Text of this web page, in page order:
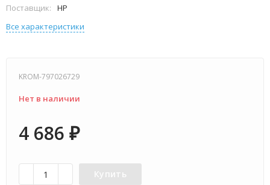
Поставщик:
HP
Все характеристики
KROM-797026729
Нет в наличии
4 686 ₽
Купить